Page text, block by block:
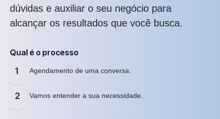
dúvidas e auxiliar o seu negócio para
alcançar os resultados que você busca.
Qual é o processo
1 Agendamento de uma conversa.
2 Vamos entender a sua necessidade.